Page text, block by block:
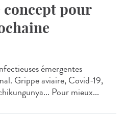
concept pour
émergentes
Grippe aviaire, Covid-19,
Pour mieux...